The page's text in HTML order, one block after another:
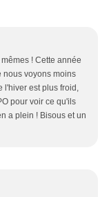
! Cette année
nous voyons moins
l'hiver est plus froid,
pour voir ce qu'ils
a plein ! Bisous et un